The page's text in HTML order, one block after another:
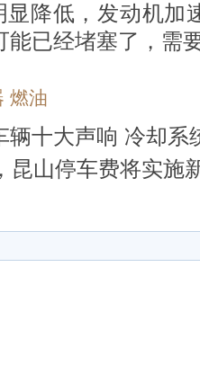
显降低，发动机加
能已经堵塞了，需
燃油
辆十大声响 冷却系
昆山停车费将实施